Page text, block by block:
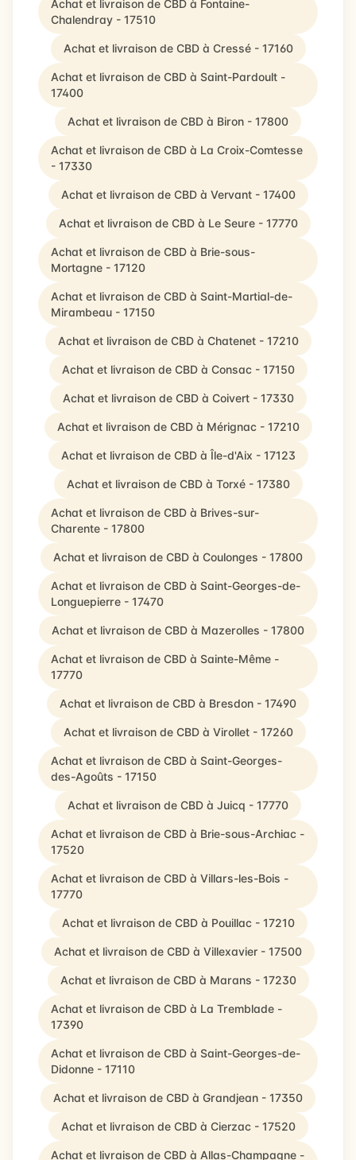
Achat et livraison de CBD à Fontaine-
Chalendray - 17510
Achat et livraison de CBD à Cressé - 17160
Achat et livraison de CBD à Saint-Pardoult -
17400
Achat et livraison de CBD à Biron - 17800
Achat et livraison de CBD à La Croix-Comtesse
- 17330
Achat et livraison de CBD à Vervant - 17400
Achat et livraison de CBD à Le Seure - 17770
Achat et livraison de CBD à Brie-sous-
Mortagne - 17120
Achat et livraison de CBD à Saint-Martial-de-
Mirambeau - 17150
Achat et livraison de CBD à Chatenet - 17210
Achat et livraison de CBD à Consac - 17150
Achat et livraison de CBD à Coivert - 17330
Achat et livraison de CBD à Mérignac - 17210
Achat et livraison de CBD à Île-d'Aix - 17123
Achat et livraison de CBD à Torxé - 17380
Achat et livraison de CBD à Brives-sur-
Charente - 17800
Achat et livraison de CBD à Coulonges - 17800
Achat et livraison de CBD à Saint-Georges-de-
Longuepierre - 17470
Achat et livraison de CBD à Mazerolles - 17800
Achat et livraison de CBD à Sainte-Même -
17770
Achat et livraison de CBD à Bresdon - 17490
Achat et livraison de CBD à Virollet - 17260
Achat et livraison de CBD à Saint-Georges-
des-Agoûts - 17150
Achat et livraison de CBD à Juicq - 17770
Achat et livraison de CBD à Brie-sous-Archiac -
17520
Achat et livraison de CBD à Villars-les-Bois -
17770
Achat et livraison de CBD à Pouillac - 17210
Achat et livraison de CBD à Villexavier - 17500
Achat et livraison de CBD à Marans - 17230
Achat et livraison de CBD à La Tremblade -
17390
Achat et livraison de CBD à Saint-Georges-de-
Didonne - 17110
Achat et livraison de CBD à Grandjean - 17350
Achat et livraison de CBD à Cierzac - 17520
Achat et livraison de CBD à Allas-Champagne -